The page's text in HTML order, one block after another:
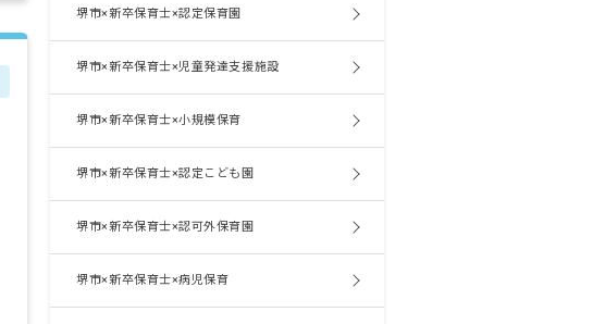
堺市×新卒保育士×認定保育園
堺市×新卒保育士×児童発達支援施設
堺市×新卒保育士×小規模保育
堺市×新卒保育士×認定こども園
堺市×新卒保育士×認可外保育園
堺市×新卒保育士×病児保育